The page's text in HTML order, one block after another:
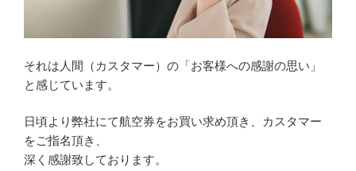
それは人間（カスタマー）の「お客様への感謝の思い」
と感じています。
日頃より弊社にて航空券をお買い求め頂き、カスタマー
をご指名頂き、
深く感謝致しております。